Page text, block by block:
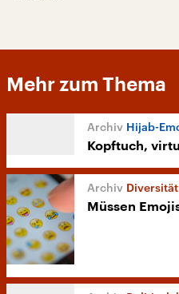
Mehr zum Thema
Hijab-
Kopftuch,
Müssen